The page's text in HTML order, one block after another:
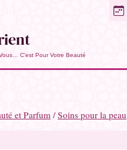
C'est Pour Votre Beauté
et Parfum / Soins pour la peau